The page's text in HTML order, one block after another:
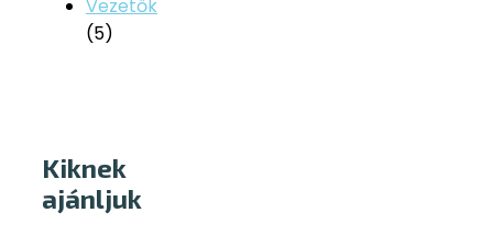
Vezetők
(5)
Kiknek
ajánljuk